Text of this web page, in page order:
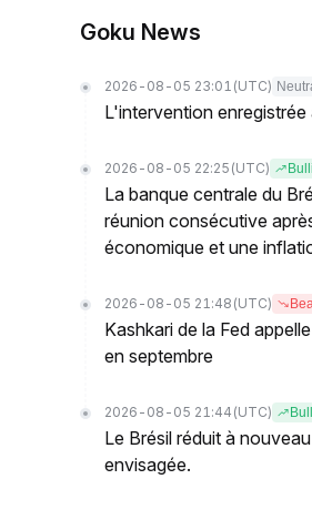
Goku News
2026-08-05 23:01 (UTC)
L'intervention
2026-08-05 22:25 (UTC)
La banque centrale du
réunion consécutive
économique et une
2026-08-05 21:48 (UTC)
Kashkari de la Fed
en septembre
2026-08-05 21:44 (UTC)
Le Brésil réduit à
envisagée.